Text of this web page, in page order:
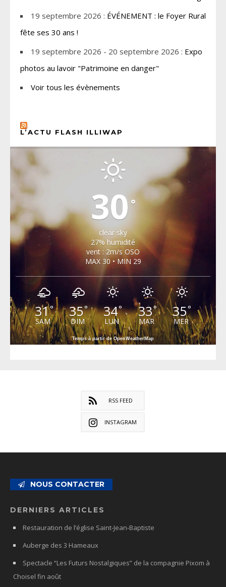
19 septembre 2026 : ÉVÉNEMENT : le Foyer Rural
fête ses 30 ans !
19 septembre 2026 - 20 septembre 2026 : Expo
photos au lavoir "Patrimoine en danger"
Voir tous les évènements
L’ACTU FLASH ILLIWAP
30 °
clear sky
27% humidité
vent : 2m/s OSO
MAX 30 • MIN 29
31°
SAM
35°
DIM
34°
LUN
33°
MAR
35°
MER
Temps à partir de OpenWeatherMap
RSS FEED
INSTAGRAM
NOUS CONTACTER
DERNIERS ARTICLES
Restauration de l’église Saint-Jean-Baptiste
Auberge des 3 Hameaux
Spectacle “Les Futurs Nostalgiques” de la compagnie Pixom à
Choisel fin août